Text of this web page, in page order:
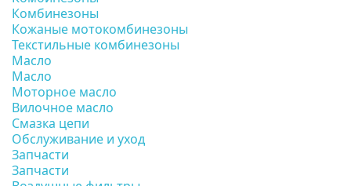
Комбинезоны
Кожаные мотокомбинезоны
Текстильные комбинезоны
Масло
Масло
Моторное масло
Вилочное масло
Смазка цепи
Обслуживание и уход
Запчасти
Запчасти